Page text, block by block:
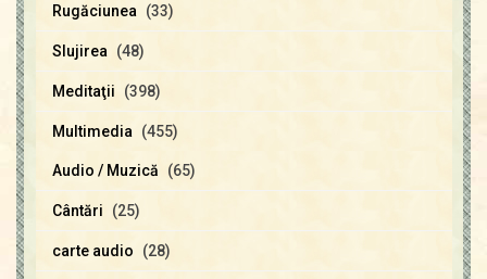
Rugăciunea (33)
Slujirea (48)
Meditaţii (398)
Multimedia (455)
Audio / Muzică (65)
Cântări (25)
carte audio (28)